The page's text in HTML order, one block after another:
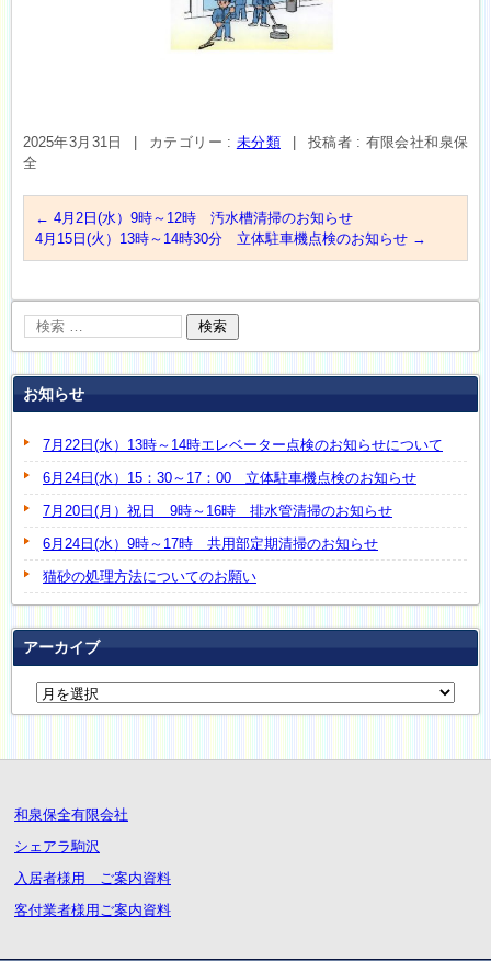
2025年3月31日 カテゴリー : 未分類
投稿者 : 有限会社和泉保
全
← 4月2日(水）9時～12時 汚水槽清掃のお知らせ
4月15日(火）13時～14時30分 立体駐車機点検のお知らせ →
お知らせ
7月22日(水）13時～14時エレベーター点検のお知らせについて
6月24日(水）15：30～17：00 立体駐車機点検のお知らせ
7月20日(月）祝日 9時～16時 排水管清掃のお知らせ
6月24日(水）9時～17時 共用部定期清掃のお知らせ
猫砂の処理方法についてのお願い
アーカイブ
和泉保全有限会社
シェアラ駒沢
入居者様用 ご案内資料
客付業者様用ご案内資料